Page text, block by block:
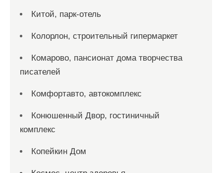
Китой, парк-отель
Колорлон, строительный гипермаркет
Комарово, пансионат дома творчества
писателей
Комфортавто, автокомплекс
Конюшенный Двор, гостиничный
комплекс
Копейкин Дом